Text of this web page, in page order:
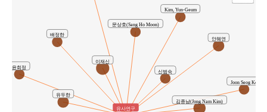
Joon Seog Ko
Kim, Yun-Geum
김종남(Jong Nam Kim)
문상호(Sang Ho Moon)
배정한
신범숙
안해연
유두한
윤희정
이재신
유사연구